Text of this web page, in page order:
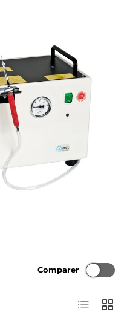
Comparer
Liste Grille